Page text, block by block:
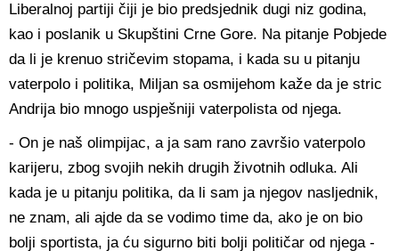
Liberalnoj partiji čiji je bio predsjednik dugi niz godina,
kao i poslanik u Skupštini Crne Gore. Na pitanje Pobjede
da li je krenuo stričevim stopama, i kada su u pitanju
vaterpolo i politika, Miljan sa osmijehom kaže da je stric
Andrija bio mnogo uspješniji vaterpolista od njega.
- On je naš olimpijac, a ja sam rano završio vaterpolo
karijeru, zbog svojih nekih drugih životnih odluka. Ali
kada je u pitanju politika, da li sam ja njegov nasljednik,
ne znam, ali ajde da se vodimo time da, ako je on bio
bolji sportista, ja ću sigurno biti bolji političar od njega -